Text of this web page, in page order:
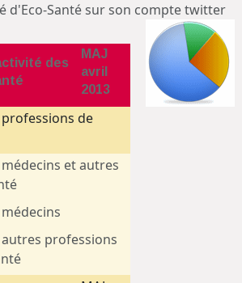
d'Eco-Santé sur son compte twitter
des
MAJ
avril
2013
de
et autres
professions